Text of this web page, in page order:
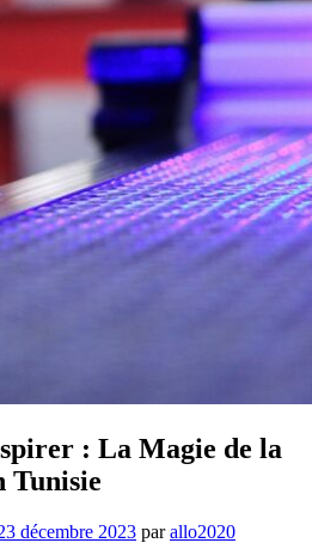
: La Magie de la
Tunisie
décembre 2023 parallo2020